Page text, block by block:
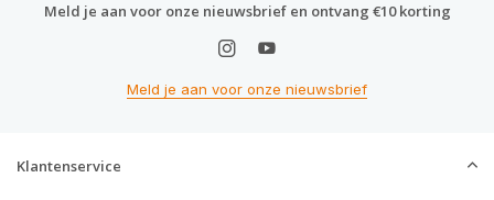
Meld je aan voor onze nieuwsbrief en ontvang €10 korting
Meld je aan voor onze nieuwsbrief
Klantenservice